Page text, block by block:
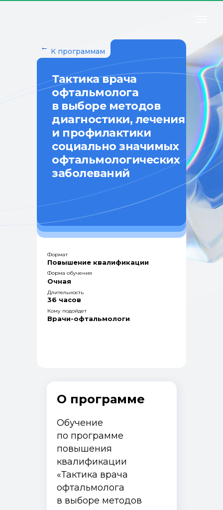
Форма обучения
Длительность
36 часов
Очная
Врачи-офтальмологи
Кому подойдет
Повышение квалификации
Формат
← К программам
Тактика врача
офтальмолога
в выборе методов
диагностики, лечения
и профилактики
социально значимых
офтальмологических
заболеваний
О программе
Обучение
по программе
повышения
квалификации
«Тактика врача
офтальмолога
в выборе методов